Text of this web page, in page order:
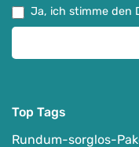
Ja, ich stimme den
Top Tags
Rundum-sorglos-